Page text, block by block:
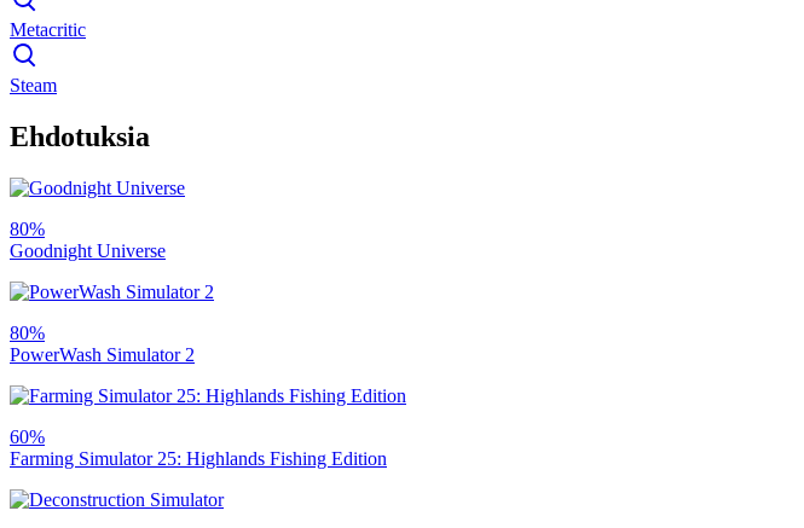
Metacritic
Steam
Ehdotuksia
80%
Goodnight Universe
80%
PowerWash Simulator 2
60%
Farming Simulator 25: Highlands Fishing Edition